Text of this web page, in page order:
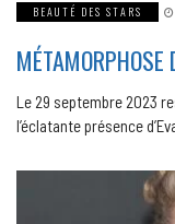
BEAUTÉ DES STARS
MÉTAMORPHOSE
Le 29 septembre 2023
l’éclatante présence